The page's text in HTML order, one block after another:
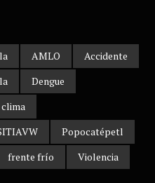
AMLO
Accidente
Dengue
clima
Popocatépetl
frente frío Violencia